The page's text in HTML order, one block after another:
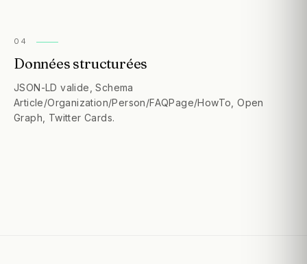
0 4
Données structurées
JSON-LD valide, Schema
Article/Organization/Person/FAQPage/HowTo, Open
Graph, Twitter Cards.